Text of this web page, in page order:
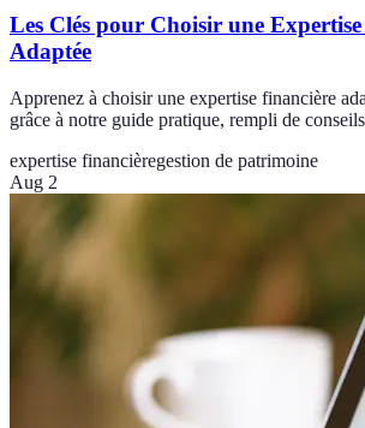
Les Clés pour Choisir une
Adaptée
Apprenez à choisir une expertise financière
grâce à notre guide pratique, rempli de
expertise financièregestion de patrimoine
Aug 2